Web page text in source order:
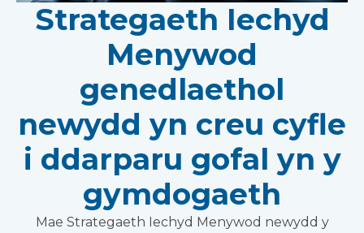
Strategaeth Iechyd
Menywod
genedlaethol
newydd yn creu cyfle
i ddarparu gofal yn y
gymdogaeth
Mae Strategaeth Iechyd Menywod newydd y